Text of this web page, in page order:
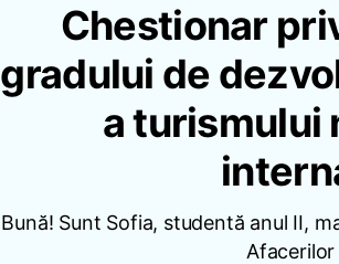
Chestionar
gradului de
a turismului
Bună! Sunt Sofia, studentă anul II,
Afacerilor